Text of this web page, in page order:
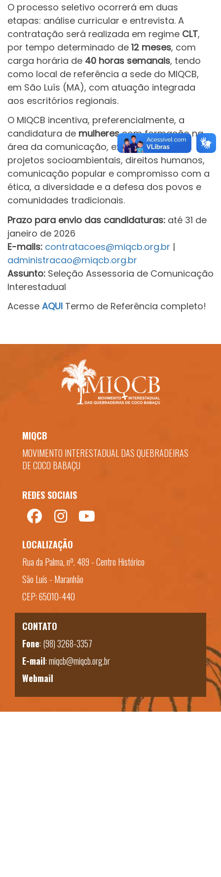
O processo seletivo ocorrerá em duas
etapas: análise curricular e entrevista. A
contratação será realizada em regime CLT,
por tempo determinado de 12 meses, com
carga horária de 40 horas semanais, tendo
como local de referência a sede do MIQCB,
em São Luís (MA), com atuação integrada
aos escritórios regionais.
O MIQCB incentiva, preferencialmente, a
candidatura de mulherescom formação na
área da comunicação, experiência em
projetos socioambientais, direitos humanos,
comunicação popular e compromisso com a
ética, a diversidade e a defesa dos povos e
comunidades tradicionais.
Prazo para envio das candidaturas: até 31 de
janeiro de 2026
E-mails: contratacoes@miqcb.org.br |
administracao@miqcb.org.br
Assunto: Seleção Assessoria de Comunicação
Interestadual
Acesse AQUI Termo de Referência completo!
MIQCB
MOVIMENTO INTERESTADUAL DAS QUEBRADEIRAS
DE COCO BABAÇU
REDES SOCIAIS
LOCALIZAÇÃO
Rua da Palma, nº. 489 - Centro Histórico
São Luís - Maranhão
CEP: 65010-440
CONTATO
Fone: (98) 3268-3357
E-mail:miqcb@miqcb.org.br
Webmail